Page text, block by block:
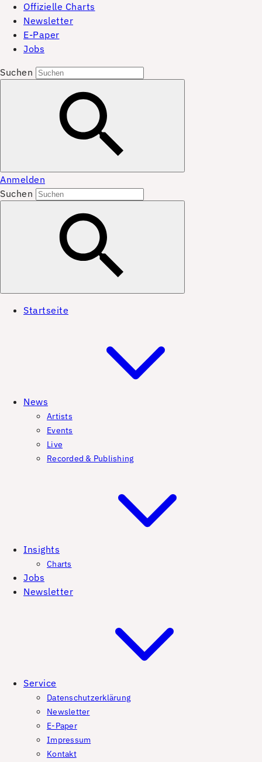
Offizielle Charts
Newsletter
E-Paper
Jobs
Suchen
Anmelden
Suchen
Startseite
News
Artists
Events
Live
Recorded & Publishing
Insights
Charts
Jobs
Newsletter
Service
Datenschutzerklärung
Newsletter
E-Paper
Impressum
Kontakt